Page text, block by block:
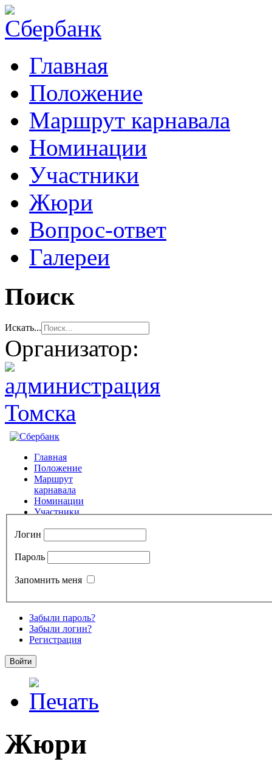
Главная
Положение
Маршрут карнавала
Номинации
Участники
Жюри
Вопрос-ответ
Галереи
Поиск
Искать...
Организатор:
Логин
Пароль
Запомнить меня
Забыли пароль?
Забыли логин?
Регистрация
Жюри